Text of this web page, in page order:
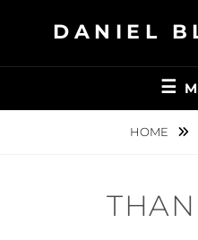
DANIEL
HOME